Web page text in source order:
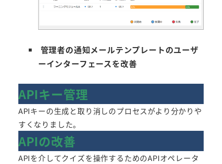
管理者の通知メールテンプレートのユーザ
ーインターフェースを改善
APIキー管理
APIキーの生成と取り消しのプロセスがより分かりや
すくなりました。
APIの改善
APIを介してクイズを操作するためのAPIオペレータ